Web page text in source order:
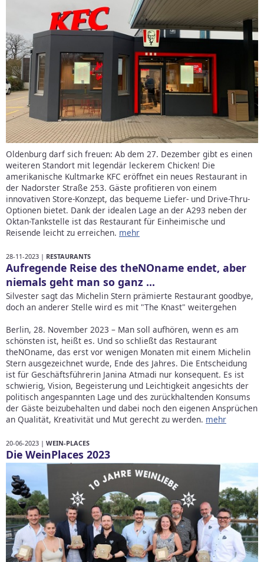
Oldenburg darf sich freuen: Ab dem 27. Dezember gibt es einen
weiteren Standort mit legendär leckerem Chicken! Die
amerikanische Kultmarke KFC eröffnet ein neues Restaurant in
der Nadorster Straße 253. Gäste profitieren von einem
innovativen Store-Konzept, das bequeme Liefer- und Drive-Thru-
Optionen bietet. Dank der idealen Lage an der A293 neben der
Oktan-Tankstelle ist das Restaurant für Einheimische und
Reisende leicht zu erreichen. mehr
28-11-2023 | RESTAURANTS
Aufregende Reise des theNOname endet, aber
niemals geht man so ganz ...
Silvester sagt das Michelin Stern prämierte Restaurant goodbye,
doch an anderer Stelle wird es mit "The Knast" weitergehen
Berlin, 28. November 2023 – Man soll aufhören, wenn es am
schönsten ist, heißt es. Und so schließt das Restaurant
theNOname, das erst vor wenigen Monaten mit einem Michelin
Stern ausgezeichnet wurde, Ende des Jahres. Die Entscheidung
ist für Geschäftsführerin Janina Atmadi nur konsequent. Es ist
schwierig, Vision, Begeisterung und Leichtigkeit angesichts der
politisch angespannten Lage und des zurückhaltenden Konsums
der Gäste beizubehalten und dabei noch den eigenen Ansprüchen
an Qualität, Kreativität und Mut gerecht zu werden. mehr
20-06-2023 | WEIN-PLACES
Die WeinPlaces 2023